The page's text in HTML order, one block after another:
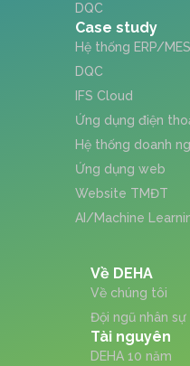
DQC
Case study
Hệ thống ERP/MES
DQC
IFS Cloud
Ứng dụng điện
Hệ thống doanh
Ứng dụng web
Website TMĐT
AI/Machine
Về DEHA
Về chúng tôi
Đội ngũ nhân sự
Tài nguyên
DEHA 10 năm